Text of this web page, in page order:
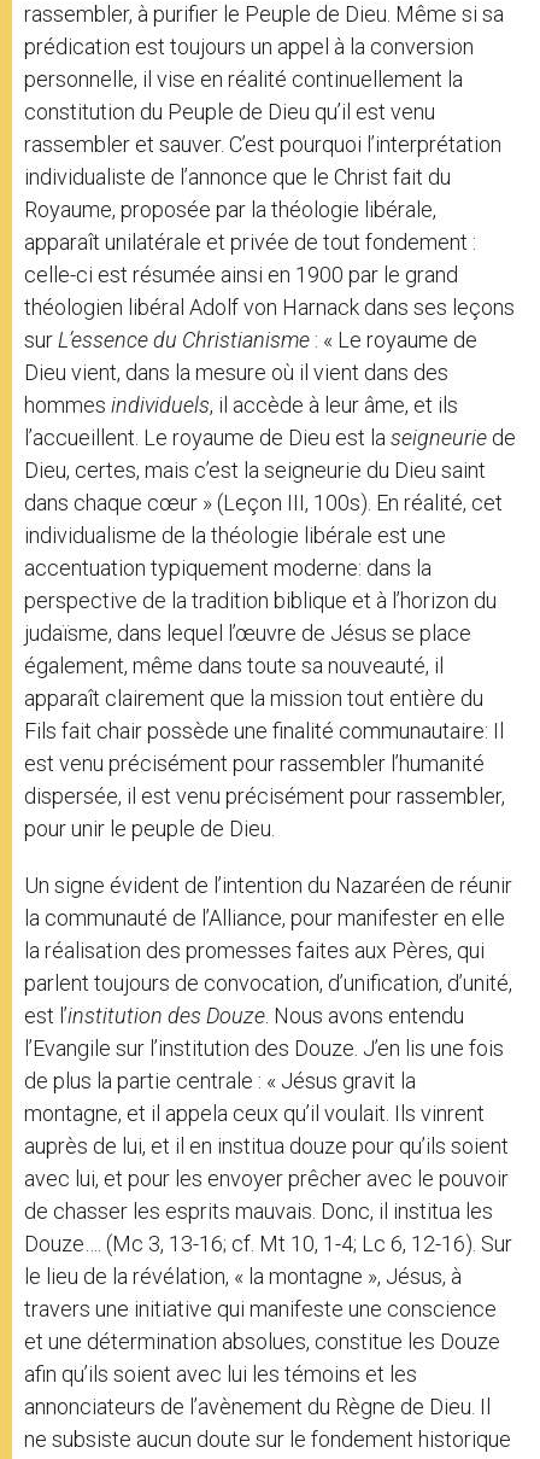
rassembler, à purifier le Peuple de Dieu. Même si sa
prédication est toujours un appel à la conversion
personnelle, il vise en réalité continuellement la
constitution du Peuple de Dieu qu’il est venu
rassembler et sauver. C’est pourquoi l’interprétation
individualiste de l’annonce que le Christ fait du
Royaume, proposée par la théologie libérale,
apparaît unilatérale et privée de tout fondement :
celle-ci est résumée ainsi en 1900 par le grand
théologien libéral Adolf von Harnack dans ses leçons
sur L’essence du Christianisme : « Le royaume de
Dieu vient, dans la mesure où il vient dans des
hommes individuels, il accède à leur âme, et ils
l’accueillent. Le royaume de Dieu est la seigneurie de
Dieu, certes, mais c’est la seigneurie du Dieu saint
dans chaque cœur » (Leçon III, 100s). En réalité, cet
individualisme de la théologie libérale est une
accentuation typiquement moderne: dans la
perspective de la tradition biblique et à l’horizon du
judaïsme, dans lequel l’œuvre de Jésus se place
également, même dans toute sa nouveauté, il
apparaît clairement que la mission tout entière du
Fils fait chair possède une finalité communautaire: Il
est venu précisément pour rassembler l’humanité
dispersée, il est venu précisément pour rassembler,
pour unir le peuple de Dieu.
Un signe évident de l’intention du Nazaréen de réunir
la communauté de l’Alliance, pour manifester en elle
la réalisation des promesses faites aux Pères, qui
parlent toujours de convocation, d’unification, d’unité,
est l’institution des Douze . Nous avons entendu
l’Evangile sur l’institution des Douze. J’en lis une fois
de plus la partie centrale : « Jésus gravit la
montagne, et il appela ceux qu’il voulait. Ils vinrent
auprès de lui, et il en institua douze pour qu’ils soient
avec lui, et pour les envoyer prêcher avec le pouvoir
de chasser les esprits mauvais. Donc, il institua les
Douze…. (Mc 3, 13-16; cf. Mt 10, 1-4; Lc 6, 12-16). Sur
le lieu de la révélation, « la montagne », Jésus, à
travers une initiative qui manifeste une conscience
et une détermination absolues, constitue les Douze
afin qu’ils soient avec lui les témoins et les
annonciateurs de l’avènement du Règne de Dieu. Il
ne subsiste aucun doute sur le fondement historique